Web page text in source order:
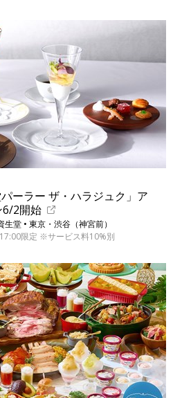
ーラー ザ・ハラジュク」ア
6/2開始
堂 • 東京・渋谷（神宮前）
限定 ※サービス料10%別